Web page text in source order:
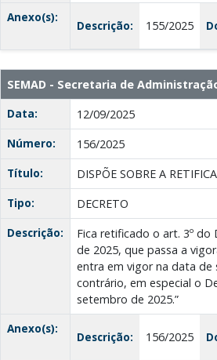
Anexo(s):
Descrição: 155/2025
SEMAD - Secretaria de
Data:
12/09/2025
Número:
156/2025
Título:
DISPÕE SOBRE A
Tipo:
DECRETO
Descrição:
Fica retificado o art. 3º do
de 2025, que passa a
entra em vigor na data de
contrário, em especial o
setembro de 2025.”
Anexo(s):
Descrição: 156/2025